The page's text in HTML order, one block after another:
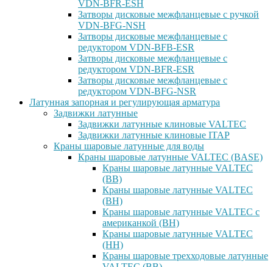
VDN-BFR-ESH
Затворы дисковые межфланцевые с ручкой
VDN-BFG-NSH
Затворы дисковые межфланцевые с
редуктором VDN-BFB-ESR
Затворы дисковые межфланцевые с
редуктором VDN-BFR-ESR
Затворы дисковые межфланцевые с
редуктором VDN-BFG-NSR
Латунная запорная и регулирующая арматура
Задвижки латунные
Задвижки латунные клиновые VALTEC
Задвижки латунные клиновые ITAP
Краны шаровые латунные для воды
Краны шаровые латунные VALTEC (BASE)
Краны шаровые латунные VALTEC
(ВВ)
Краны шаровые латунные VALTEC
(ВН)
Краны шаровые латунные VALTEC с
американкой (ВН)
Краны шаровые латунные VALTEC
(НН)
Краны шаровые трехходовые латунные